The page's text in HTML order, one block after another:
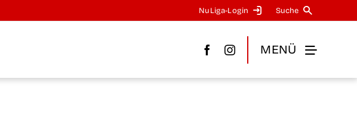
NuLi­­ga-Log­in Suche
MENÜ